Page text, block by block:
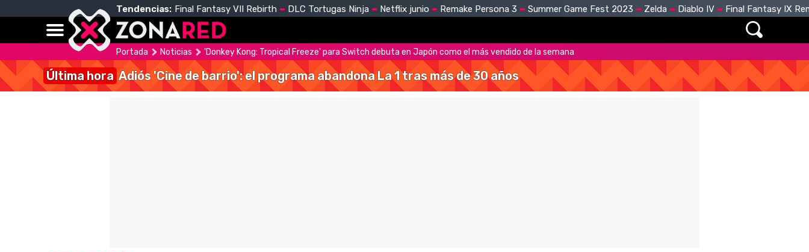
Tendencias: Final Fantasy VII Rebirth DLC Tortugas Ninja Netflix junio Remake Persona 3 Summer Game Fest 2023 Zelda Diablo IV Final Fantasy IX
Portada Noticias 'Donkey Kong: Tropical Freeze' para Switch debuta en Japón como el más vendido de la semana
Última hora Adiós 'Cine de barrio': el programa abandona La 1 tras más de 30 años